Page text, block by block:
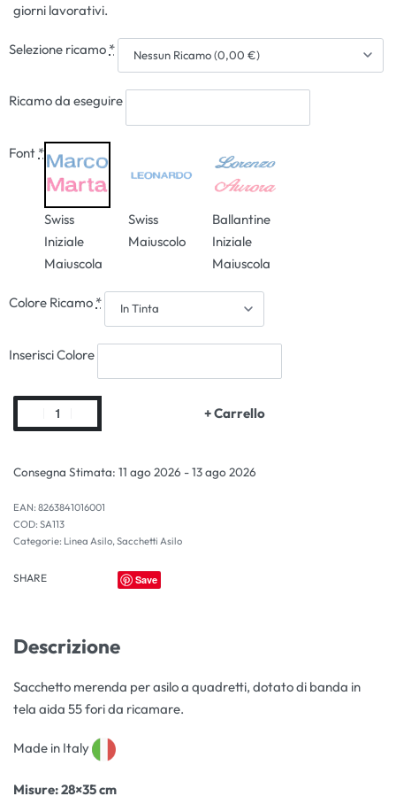
giorni lavorativi.
Selezione ricamo *
Ricamo da eseguire
Font *
Swiss
Iniziale
Maiuscola
Swiss
Maiuscolo
Ballantine
Iniziale
Maiuscola
Colore Ricamo *
Inserisci Colore
+ Carrello
Consegna Stimata: 11 ago 2026 - 13 ago 2026
EAN: 8263841016001
SA113
Categorie: Linea Asilo, Sacchetti Asilo
SHARE Save
Descrizione
Sacchetto merenda per asilo a quadretti, dotato di banda in
tela aida 55 fori da ricamare.
Made in Italy
Misure: 28×35 cm